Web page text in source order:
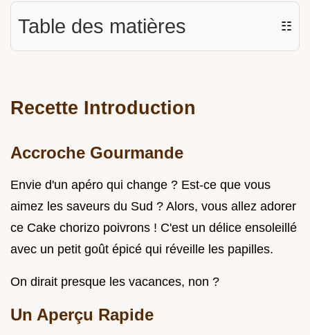
Table des matières ☷
Recette Introduction
Accroche Gourmande
Envie d'un apéro qui change ? Est-ce que vous
aimez les saveurs du Sud ? Alors, vous allez adorer
ce Cake chorizo poivrons ! C'est un délice ensoleillé
avec un petit goût épicé qui réveille les papilles.
On dirait presque les vacances, non ?
Un Aperçu Rapide